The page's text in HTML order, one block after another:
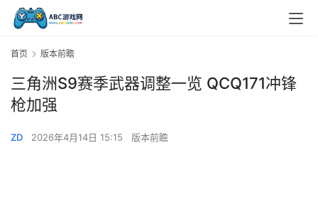
首页 版本前瞻
三角洲S9赛季武器调整一览 QCQ171冲锋
枪加强
ZD 2026年4月14日 15:15 版本前瞻